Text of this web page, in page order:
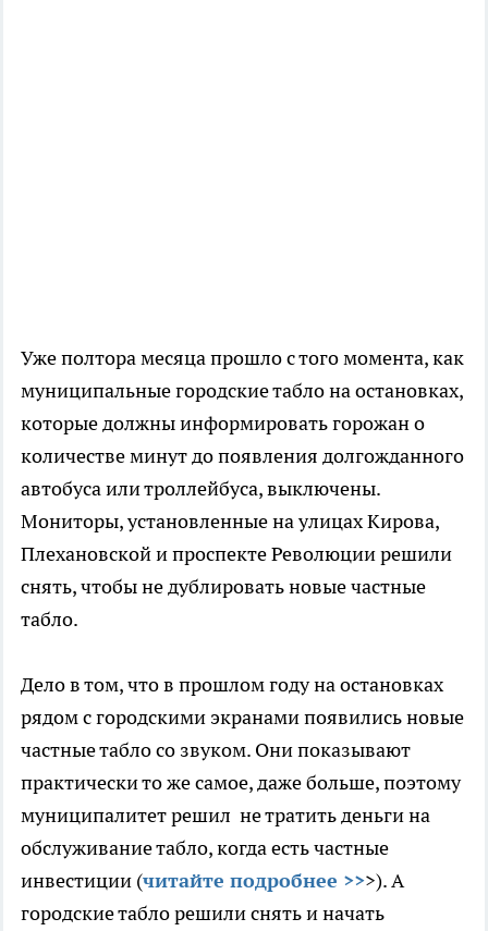
Уже полтора месяца прошло с того момента, как
муниципальные городские табло на остановках,
которые должны информировать горожан о
количестве минут до появления долгожданного
автобуса или троллейбуса, выключены.
Мониторы, установленные на улицах Кирова,
Плехановской и проспекте Революции решили
снять, чтобы не дублировать новые частные
табло.
Дело в том, что в прошлом году на остановках
рядом с городскими экранами появились новые
частные табло со звуком. Они показывают
практически то же самое, даже больше, поэтому
муниципалитет решил не тратить деньги на
обслуживание табло, когда есть частные
инвестиции (читайте подробнее >>>). А
городские табло решили снять и начать